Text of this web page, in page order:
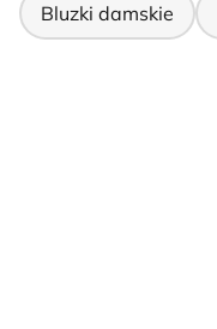
Bluzki damskie